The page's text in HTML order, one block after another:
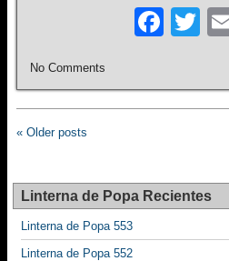
F
e
o
T
er
No Comments
« Older posts
Linterna de Popa Recientes
Linterna de Popa 553
Linterna de Popa 552